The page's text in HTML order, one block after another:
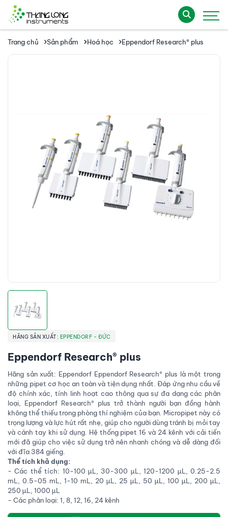
Trang chủ Sản phẩm Hoá học Eppendorf Research® plus
HÃNG SẢN XUẤT: EPPENDORF - ĐỨC
Eppendorf Research® plus
Hãng sản xuất: Eppendorf Eppendorf Research® plus là một trong
những pipet cơ học an toàn và tiện dụng nhất. Đáp ứng nhu cầu về
độ chính xác, tính linh hoạt cao thông qua sự đa dạng các phân
loại, Eppendorf Research® plus trở thành người bạn đồng hành
không thể thiếu trong phòng thí nghiệm của bạn. Micropipet này có
trọng lượng và lực hút rất nhẹ, giúp cho người dùng tránh bị mỏi tay
và cánh tay khi sử dụng. Hệ thống pipet 16 và 24 kênh với cải tiến
mới đã giúp cho việc sử dụng trở nên nhanh chóng và dễ dàng đối
với đĩa 384 giếng.
Thể tích khả dụng:
- Các thể tích: 10-100 µL, 30-300 µL, 120-1200 µL, 0.25-2.5
mL, 0.5-05 mL, 1-10 mL, 20 µL, 25 µL, 50 µL, 100 µL, 200 µL,
250 µL, 1000 µL
- Các phân loại: 1, 8, 12, 16, 24 kênh